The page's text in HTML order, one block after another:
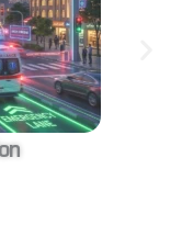
Route Preemption